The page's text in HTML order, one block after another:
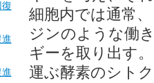
細胞内では通常
ジンのような働
ギーを取り出す
運ぶ酵素のシト